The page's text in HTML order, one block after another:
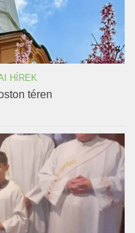
HÍREK
téren